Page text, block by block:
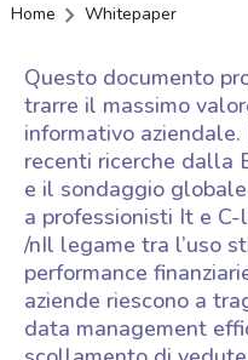
Home Whitepaper
Questo documento
trarre il massimo
informativo
recenti ricerche dalla
e il sondaggio
a professionisti It e C-
/nIl legame tra l’uso
performance
aziende riescono a
data management